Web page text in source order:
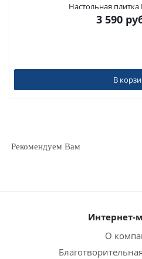
Настольная плитка
3 590
В
Рекомендуем Вам
Интернет-
О